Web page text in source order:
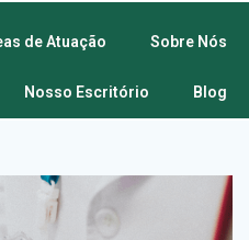
de Atuação Sobre Nós
Nosso Escritório Blog